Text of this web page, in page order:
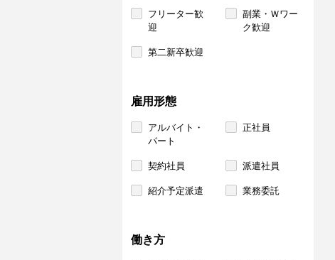
フリーター歓
迎
副業・Ｗワー
ク歓迎
第二新卒歓迎
雇用形態
アルバイト・
パート
正社員
契約社員 派遣社員
紹介予定派遣 業務委託
働き方